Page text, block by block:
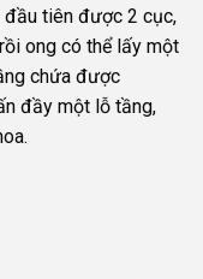
tiên được 2 cục,
ong có thể lấy một
chứa được
đầy một lỗ tầng,